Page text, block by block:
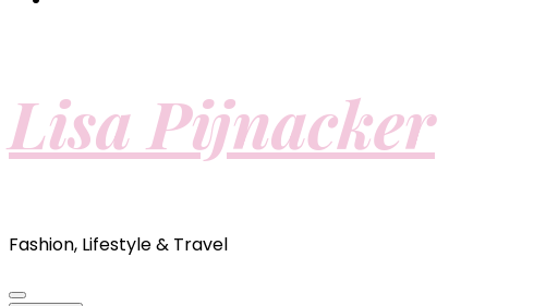
Lisa Pijnacker
Fashion, Lifestyle & Travel